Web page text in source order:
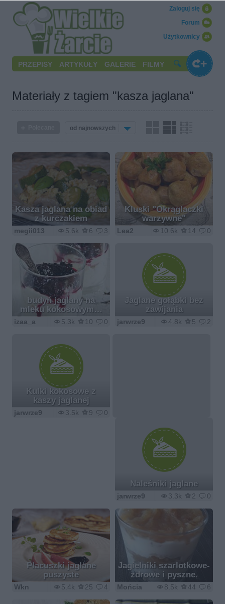
Użytkownicy
Forum
Zaloguj się
PRZEPISY ARTYKUŁY GALERIE FILMY
Materiały z tagiem "kasza jaglana"
od najnowszych
Kasza jaglana na obiad
z kurczakiem
5.6k 6 3
megii013
Kluski "Okrąglaczki
warzywne"
10.6k 14 0
Lea2
budyń jaglany na
mleku kokosowym…
5.3k 10 0
izaa_a
Jaglane gołąbki bez
zawijania
4.8k 5 2
jarwrze9
Kulki kokosowe z
kaszy jaglanej
3.5k 9 0
jarwrze9
Naleśniki jaglane
3.3k 2 0
jarwrze9
Placuszki jaglane
puszyste
5.4k 25 4
Wkn
Jagielniki szarlotkowe-
zdrowe i pyszne.
8.5k 44 6
Mońcia